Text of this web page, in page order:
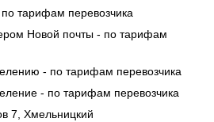
тарифам перевозчика
Новой почты - по тарифам
- по тарифам перевозчика
- по тарифам перевозчика
7, Хмельницкий